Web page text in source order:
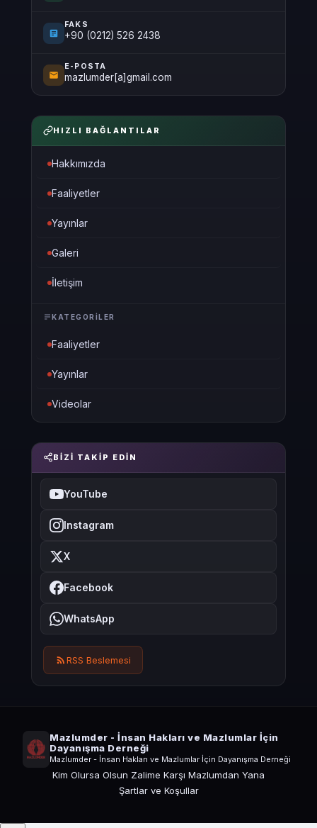
FAKS
+90 (0212) 526 2438
E-POSTA
mazlumder[a]gmail.com
HIZLI BAĞLANTILAR
Hakkımızda
Faaliyetler
Yayınlar
Galeri
İletişim
KATEGORILER
Faaliyetler
Yayınlar
Videolar
BIZI TAKIP EDIN
YouTube
Instagram
X
Facebook
WhatsApp
RSS Beslemesi
Mazlumder - İnsan Hakları ve Mazlumlar İçin
Dayanışma Derneği
Mazlumder - İnsan Hakları ve Mazlumlar İçin Dayanışma Derneği
Kim Olursa Olsun Zalime Karşı Mazlumdan Yana
Şartlar ve Koşullar